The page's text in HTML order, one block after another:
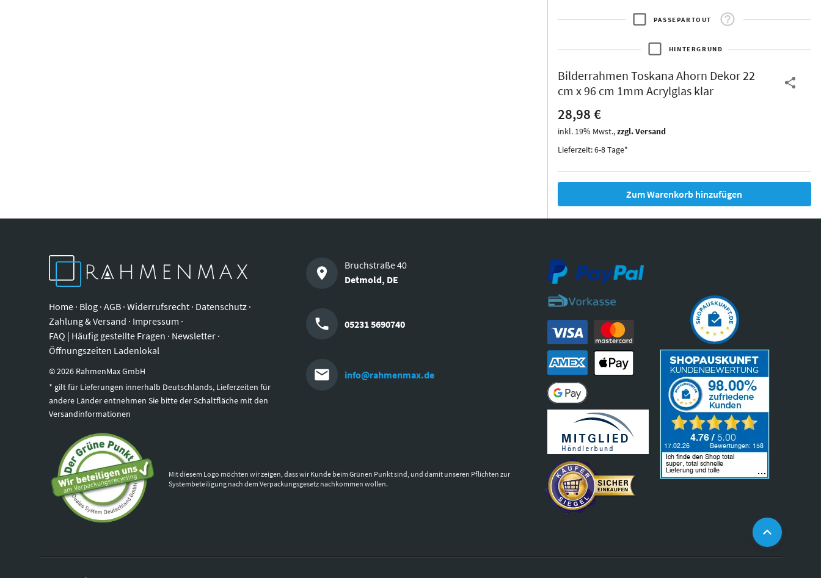
Thurgau
Thurgau
*Canvas*
Burgund
Kunststoff
Ohio
PASSEPARTOUT
HINTERGRUND
Bilderrahmen Toskana Ahorn Dekor 22
cm x 96 cm 1mm Acrylglas klar
28,98 €
inkl. 19% Mwst.,zzgl. Versand
Lieferzeit: 6-8 Tage*
Zum Warenkorb hinzufügen
Home · Blog · AGB · Widerrufsrecht · Datenschutz ·
Zahlung & Versand · Impressum ·
FAQ | Häufig gestellte Fragen · Newsletter ·
Öffnungszeiten Ladenlokal
©2026 RahmenMax GmbH
* gilt für Lieferungen innerhalb Deutschlands, Lieferzeiten für
andere Länder entnehmen Sie bitte der Schaltfläche mit den
Versandinformationen
Bruchstraße 40
Detmold, DE
05231 5690740
info@rahmenmax.de
Mit diesem Logo möchten wir zeigen, dass wir Kunde beim Grünen Punkt sind, und damit unseren Pflichten zur
Systembeteiligung nach dem Verpackungsgesetz nachkommen wollen.